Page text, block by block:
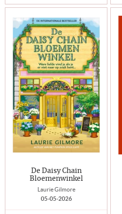
De Daisy Chain
Bloemenwinkel
Laurie Gilmore
05-05-2026